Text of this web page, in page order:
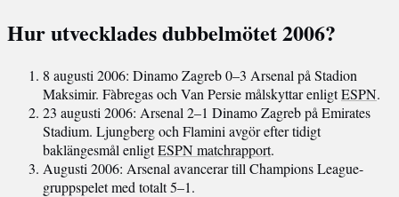
Hur utvecklades dubbelmötet 2006?
8 augusti 2006: Dinamo Zagreb 0–3 Arsenal på Stadion
Maksimir. Fàbregas och Van Persie målskyttar enligtESPN.
23 augusti 2006: Arsenal 2–1 Dinamo Zagreb på Emirates
Stadium. Ljungberg och Flamini avgör efter tidigt
baklängesmål enligtESPN matchrapport.
Augusti 2006: Arsenal avancerar till Champions League-
gruppspelet med totalt 5–1.